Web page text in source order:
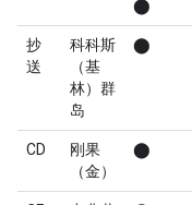
⬤
抄
送
科科斯
（基
林）群
岛
⬤
CD
刚果
（金）
⬤